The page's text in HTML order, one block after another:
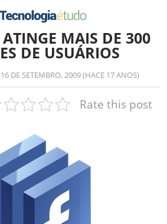
MAIS DE 300
DE USUÁRIOS
DE SETEMBRO, 2009 (HACE 17 ANOS)
Rate this post